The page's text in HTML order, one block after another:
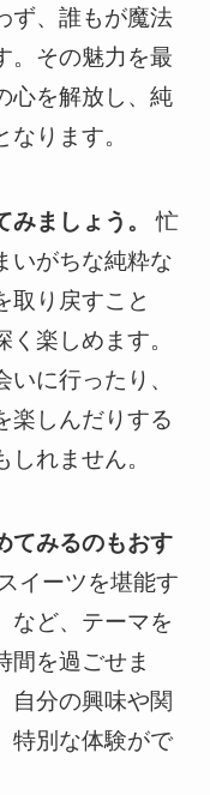
ず、誰もが魔法
。その魅力を最
心を解放し、純
ります。
ましょう。
忙
いがちな純粋な
取り戻すこと
楽しめます。
に行ったり、
楽しんだりする
れません。
てみるのもおす
イーツを堪能す
など、テーマを
間を過ごせま
自分の興味や関
特別な体験がで